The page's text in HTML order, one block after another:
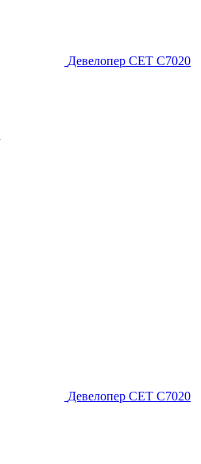
Девелопер CET C7020
Девелопер CET C7020